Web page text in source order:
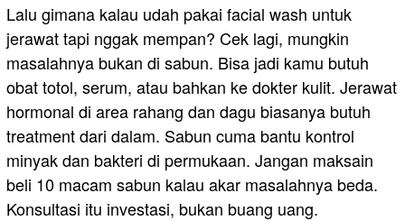
Lalu gimana kalau udah pakai facial wash untuk
jerawat tapi nggak mempan? Cek lagi, mungkin
masalahnya bukan di sabun. Bisa jadi kamu butuh
obat totol, serum, atau bahkan ke dokter kulit. Jerawat
hormonal di area rahang dan dagu biasanya butuh
treatment dari dalam. Sabun cuma bantu kontrol
minyak dan bakteri di permukaan. Jangan maksain
beli 10 macam sabun kalau akar masalahnya beda.
Konsultasi itu investasi, bukan buang uang.